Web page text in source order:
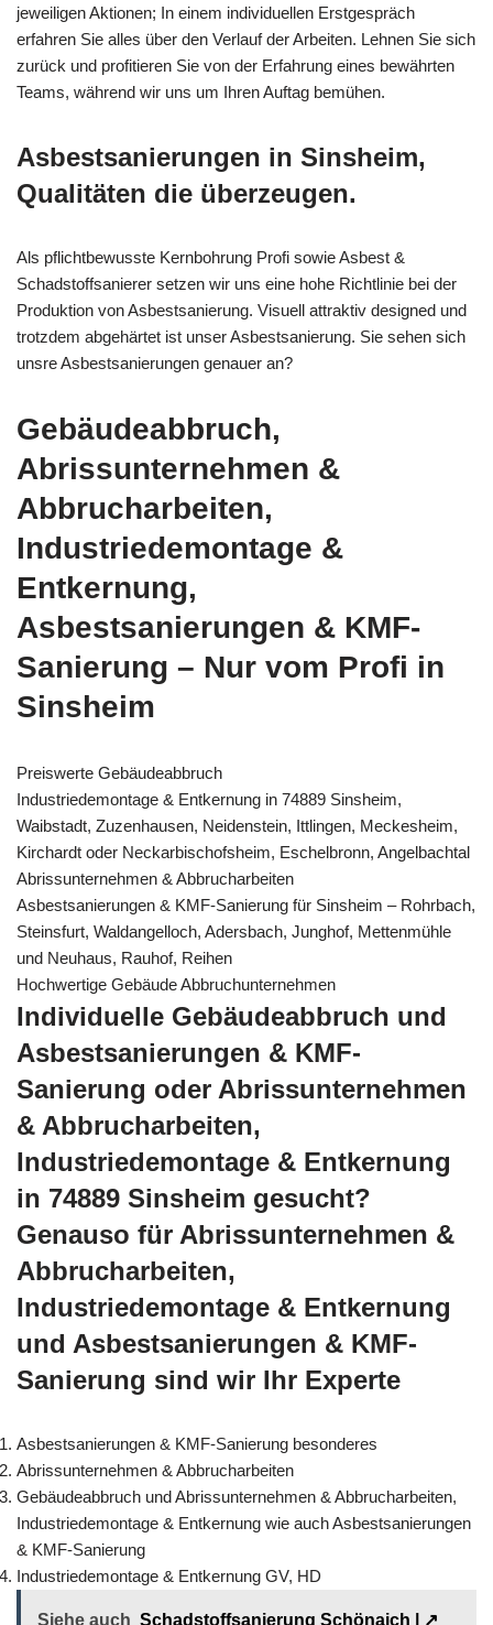
jeweiligen Aktionen; In einem individuellen Erstgespräch
erfahren Sie alles über den Verlauf der Arbeiten. Lehnen Sie sich
zurück und profitieren Sie von der Erfahrung eines bewährten
Teams, während wir uns um Ihren Auftag bemühen.
Asbestsanierungen in Sinsheim,
Qualitäten die überzeugen.
Als pflichtbewusste Kernbohrung Profi sowie Asbest &
Schadstoffsanierer setzen wir uns eine hohe Richtlinie bei der
Produktion von Asbestsanierung. Visuell attraktiv designed und
trotzdem abgehärtet ist unser Asbestsanierung. Sie sehen sich
unsre Asbestsanierungen genauer an?
Gebäudeabbruch,
Abrissunternehmen &
Abbrucharbeiten,
Industriedemontage &
Entkernung,
Asbestsanierungen & KMF-
Sanierung – Nur vom Profi in
Sinsheim
Preiswerte Gebäudeabbruch
Industriedemontage & Entkernung in 74889 Sinsheim,
Waibstadt, Zuzenhausen, Neidenstein, Ittlingen, Meckesheim,
Kirchardt oder Neckarbischofsheim, Eschelbronn, Angelbachtal
Abrissunternehmen & Abbrucharbeiten
Asbestsanierungen & KMF-Sanierung für Sinsheim – Rohrbach,
Steinsfurt, Waldangelloch, Adersbach, Junghof, Mettenmühle
und Neuhaus, Rauhof, Reihen
Hochwertige Gebäude Abbruchunternehmen
Individuelle Gebäudeabbruch und
Asbestsanierungen & KMF-
Sanierung oder Abrissunternehmen
& Abbrucharbeiten,
Industriedemontage & Entkernung
in 74889 Sinsheim gesucht?
Genauso für Abrissunternehmen &
Abbrucharbeiten,
Industriedemontage & Entkernung
und Asbestsanierungen & KMF-
Sanierung sind wir Ihr Experte
Asbestsanierungen & KMF-Sanierung besonderes
Abrissunternehmen & Abbrucharbeiten
Gebäudeabbruch und Abrissunternehmen & Abbrucharbeiten,
Industriedemontage & Entkernung wie auch Asbestsanierungen
& KMF-Sanierung
Industriedemontage & Entkernung GV, HD
Siehe auch Schadstoffsanierung Schönaich | ↗️